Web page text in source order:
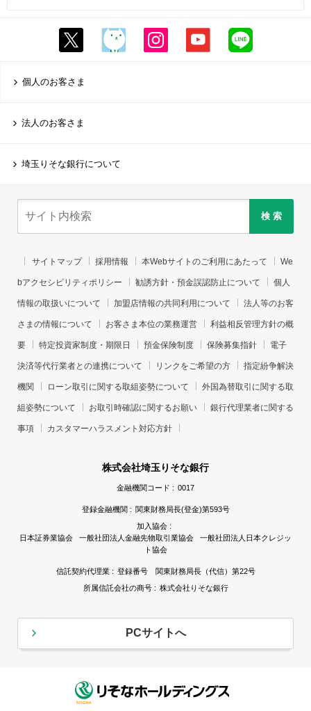
個人のお客さま
法人のお客さま
埼玉りそな銀行について
検 索
サイトマップ 採用情報 本Webサイトのご利用にあたって We
bアクセシビリティポリシー 勧誘方針・預金誤認防止について 個人
情報の取扱いについて 加盟店情報の共同利用について 法人等のお客
さまの情報について お客さま本位の業務運営 利益相反管理方針の概
要 特定投資家制度・期限日 預金保険制度 保険募集指針 電子
決済等代行業者との連携について リンクをご希望の方 指定紛争解決
機関 ローン取引に関する取組姿勢について 外国為替取引に関する取
組姿勢について お取引時確認に関するお願い 銀行代理業者に関する
事項 カスタマーハラスメント対応方針
株式会社埼玉りそな銀行
金融機関コード : 0017
登録金融機関 : 関東財務局長(登金)第593号
加入協会 :
日本証券業協会 一般社団法人金融先物取引業協会 一般社団法人日本クレジッ
ト協会
信託契約代理業 : 登録番号 関東財務局長（代信）第22号
所属信託会社の商号 : 株式会社りそな銀行
PCサイトへ